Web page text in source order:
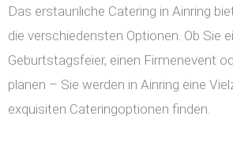
Das erstaunliche Catering in Ainring
die verschiedensten Optionen. Ob Sie
Geburtstagsfeier, einen Firmenevent
planen – Sie werden in Ainring eine
exquisiten Cateringoptionen finden.